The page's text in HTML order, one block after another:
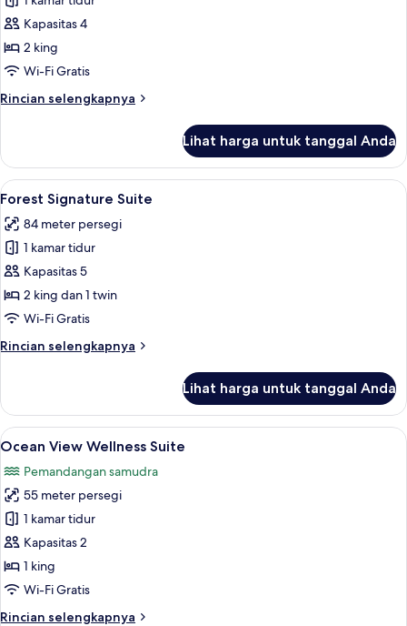
Forest
Family
Suite
Kapasitas 4
2 king
Wi-Fi Gratis
Rincian selengkapnya
Rincian
Forest
Family
Suite
Lihat harga untuk tanggal Anda
Lihat
semua
foto
untuk
Forest
Signature
Suite
Forest Signature Suite | Fasilitas kamar
5
Forest Signature Suite
84 meter persegi
1 kamar tidur
Kapasitas 5
2 king dan 1 twin
Wi-Fi Gratis
Rincian selengkapnya
Rincian
Forest
Signature
Suite
Lihat harga untuk tanggal Anda
Lihat
semua
foto
untuk
Ocean
View
Wellness
Suite
Ocean View Wellness Suite | Seprai
7
Ocean View Wellness Suite
Pemandangan samudra
55 meter persegi
1 kamar tidur
Kapasitas 2
1 king
Wi-Fi Gratis
Rincian selengkapnya
Rincian